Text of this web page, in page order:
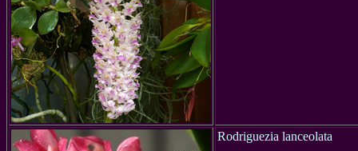
Rodriguezia lanceolata